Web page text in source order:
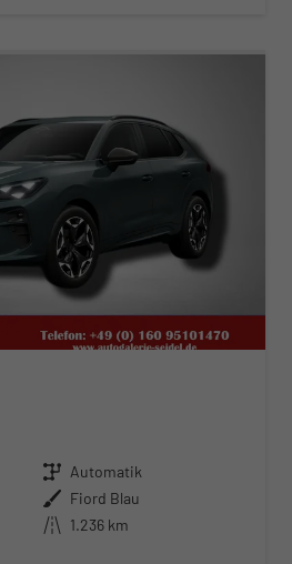
Getriebe Automatik
Außenfarbe Fiord Blau
Kilometerstand 1.236 km